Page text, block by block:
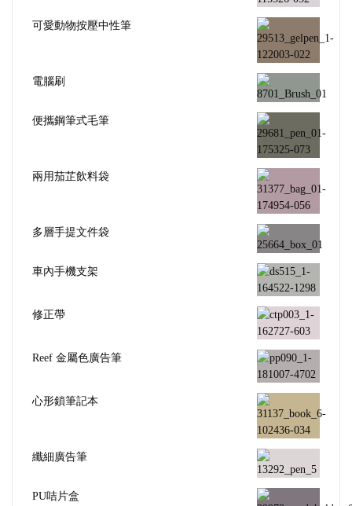
可愛動物按壓中性筆
電腦刷
便攜鋼筆式毛筆
兩用茄芷飲料袋
多層手提文件袋
車內手機支架
修正帶
Reef 金屬色廣告筆
心形鎖筆記本
纖細廣告筆
PU咭片盒